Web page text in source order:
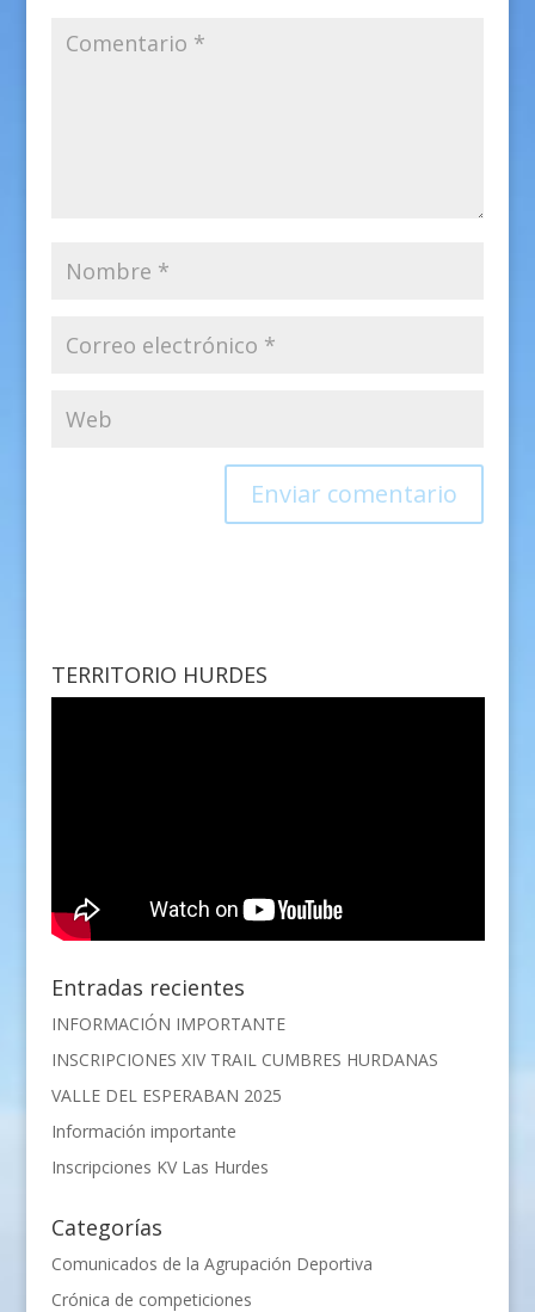
TERRITORIO HURDES
Entradas recientes
INFORMACIÓN IMPORTANTE
INSCRIPCIONES XIV TRAIL CUMBRES HURDANAS
VALLE DEL ESPERABAN 2025
Información importante
Inscripciones KV Las Hurdes
Categorías
Comunicados de la Agrupación Deportiva
Crónica de competiciones